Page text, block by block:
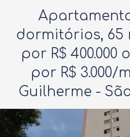
dormitórios, 65
por R$ 400.000
por R$ 3.000/
Guilherme -